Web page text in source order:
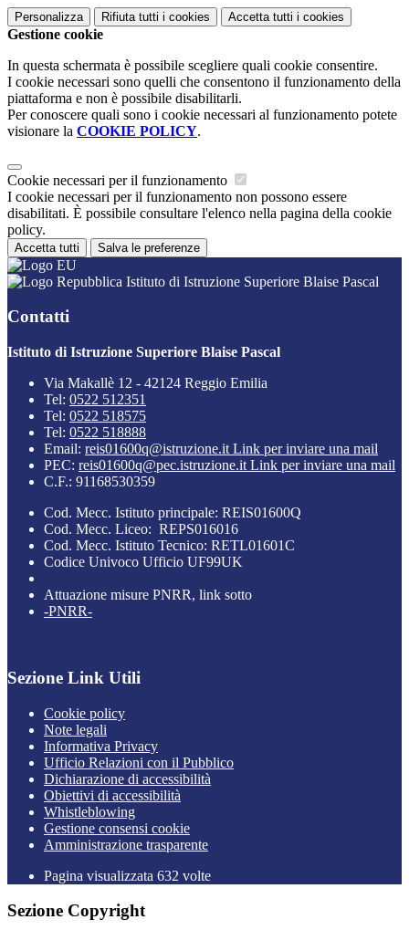
Personalizza Rifiuta tutti i cookies Accetta tutti i cookies
Gestione cookie
In questa schermata è possibile scegliere quali cookie consentire.
I cookie necessari sono quelli che consentono il funzionamento della
piattaforma e non è possibile disabilitarli.
Per conoscere quali sono i cookie necessari al funzionamento potete
visionare la COOKIE POLICY.
Cookie necessari per il funzionamento
I cookie necessari per il funzionamento non possono essere
disabilitati. È possibile consultare l'elenco nella pagina della cookie
policy.
Accetta tutti Salva le preferenze
Istituto di Istruzione Superiore Blaise Pascal
Contatti
Istituto di Istruzione Superiore Blaise Pascal
Via Makallè 12 - 42124 Reggio Emilia
Tel: 0522 512351
Tel: 0522 518575
Tel: 0522 518888
Email: reis01600q@istruzione.it Link per inviare una mail
PEC: reis01600q@pec.istruzione.it Link per inviare una mail
C.F.: 91168530359
Cod. Mecc. Istituto principale: REIS01600Q
Cod. Mecc. Liceo: REPS016016
Cod. Mecc. Istituto Tecnico: RETL01601C
Codice Univoco Ufficio UF99UK
Attuazione misure PNRR, link sotto
-PNRR-
Sezione Link Utili
Cookie policy
Note legali
Informativa Privacy
Ufficio Relazioni con il Pubblico
Dichiarazione di accessibilità
Obiettivi di accessibilità
Whistleblowing
Gestione consensi cookie
Amministrazione trasparente
Pagina visualizzata 632 volte
Sezione Copyright